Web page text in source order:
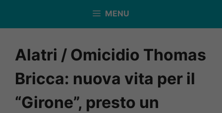
MENU
Alatri / Omicidio Thomas
Bricca: nuova vita per il
“Girone”, presto un